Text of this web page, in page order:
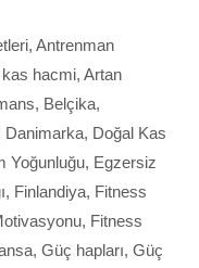
, Antrenman
hacmi, Artan
, Belçika,
Danimarka, Doğal Kas
Yoğunluğu, Egzersiz
, Finlandiya, Fitness
, Fitness
, Güç hapları, Güç